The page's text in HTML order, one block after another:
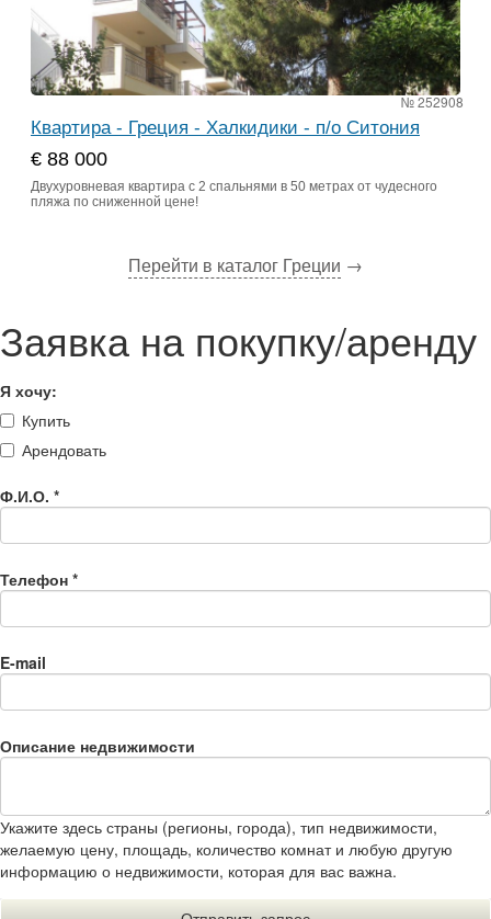
№ 252908
Квартира - Греция - Халкидики - п/о Ситония
€ 88 000
Двухуровневая квартира с 2 спальнями в 50 метрах от чудесного
пляжа по сниженной цене!
Перейти в каталог Греции →
Заявка на покупку/аренду
Я хочу:
Купить
Арендовать
Ф.И.О. *
Телефон *
E-mail
Описание недвижимости
Укажите здесь страны (регионы, города), тип недвижимости,
желаемую цену, площадь, количество комнат и любую другую
информацию о недвижимости, которая для вас важна.